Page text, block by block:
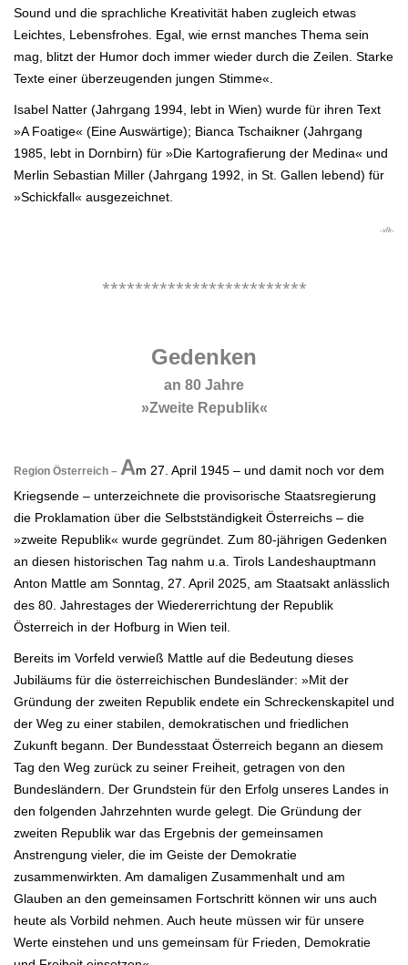
Sound und die sprachliche Kreativität haben zugleich etwas
Leichtes, Lebensfrohes. Egal, wie ernst manches Thema sein
mag, blitzt der Humor doch immer wieder durch die Zeilen. Starke
Texte einer überzeugenden jungen Stimme«.
Isabel Natter (Jahrgang 1994, lebt in Wien) wurde für ihren Text
»A Foatige« (Eine Auswärtige); Bianca Tschaikner (Jahrgang
1985, lebt in Dornbirn) für »Die Kartografierung der Medina« und
Merlin Sebastian Miller (Jahrgang 1992, in St. Gallen lebend) für
»Schickfall« ausgezeichnet.
-vlk-
*************************
Gedenken
an 80 Jahre
»Zweite Republik«
Region Österreich – Am 27. April 1945 – und damit noch vor dem
Kriegsende – unterzeichnete die provisorische Staatsregierung
die Proklamation über die Selbstständigkeit Österreichs – die
»zweite Republik« wurde gegründet. Zum 80-jährigen Gedenken
an diesen historischen Tag nahm u.a. Tirols Landeshauptmann
Anton Mattle am Sonntag, 27. April 2025, am Staatsakt anlässlich
des 80. Jahrestages der Wiedererrichtung der Republik
Österreich in der Hofburg in Wien teil.
Bereits im Vorfeld verwieß Mattle auf die Bedeutung dieses
Jubiläums für die österreichischen Bundesländer: »Mit der
Gründung der zweiten Republik endete ein Schreckenskapitel und
der Weg zu einer stabilen, demokratischen und friedlichen
Zukunft begann. Der Bundesstaat Österreich begann an diesem
Tag den Weg zurück zu seiner Freiheit, getragen von den
Bundesländern. Der Grundstein für den Erfolg unseres Landes in
den folgenden Jahrzehnten wurde gelegt. Die Gründung der
zweiten Republik war das Ergebnis der gemeinsamen
Anstrengung vieler, die im Geiste der Demokratie
zusammenwirkten. Am damaligen Zusammenhalt und am
Glauben an den gemeinsamen Fortschritt können wir uns auch
heute als Vorbild nehmen. Auch heute müssen wir für unsere
Werte einstehen und uns gemeinsam für Frieden, Demokratie